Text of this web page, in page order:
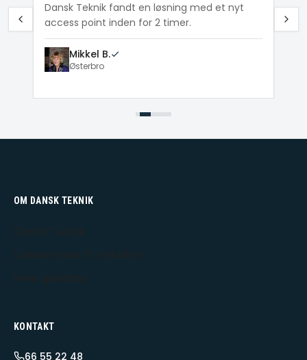
Dansk Teknik fandt en løsning med et nyt
access point inden for 2 timer.
Mikkel B.
Østerbro
OM DANSK TEKNIK
KONTAKT
66 55 22 48